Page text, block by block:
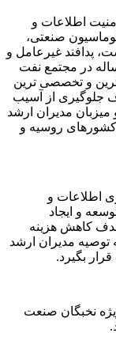
امنیت اطلاعات و
صنعتی،
پدافند غیرعامل و
در مجتمع نفت
و تخصصی ترین
جلوگیری از آسیب
مدیران ارشد
کشورهای روسیه و
اطلاعات و
و ایجاد
کاهش هزینه
موجب گردید تا در سال ۱۳۸۸ به توصیه مدیران ارشد
بگیرد.
نخبگان صنعت